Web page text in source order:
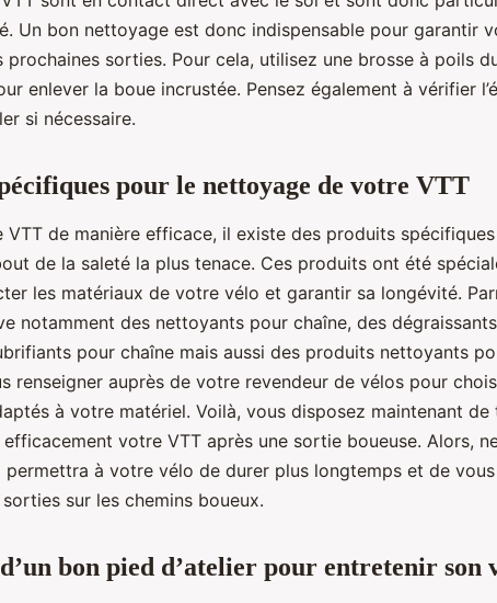
Un bon nettoyage est donc indispensable pour garantir
prochaines sorties. Pour cela, utilisez une brosse à poils
enlever la boue incrustée. Pensez également à vérifier
si nécessaire.
pour le nettoyage de votre VTT
de manière efficace, il existe des produits
de la saleté la plus tenace. Ces produits ont été
les matériaux de votre vélo et garantir sa longévité.
notamment des nettoyants pour chaîne, des
pour chaîne mais aussi des produits nettoyants
renseigner auprès de votre revendeur de vélos pour
à votre matériel. Voilà, vous disposez maintenant de
votre VTT après une sortie boueuse. Alors,
permettra à votre vélo de durer plus longtemps et de
sur les chemins boueux.
bon pied d’atelier pour entretenir son